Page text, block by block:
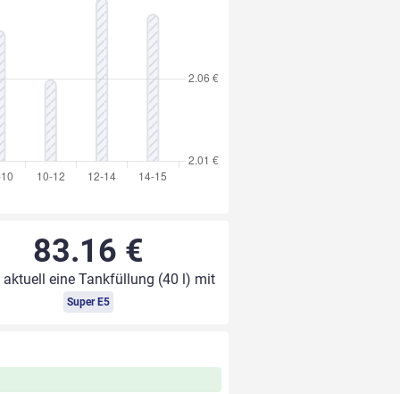
83.16 €
aktuell eine Tankfüllung (40 l) mit
Super E5